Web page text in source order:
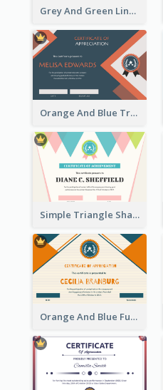
Grey And Green Lines Patterns Certificate
Orange And Blue Triangle Patterns Appreciation Certificate
Simple Triangle Shapes Appreciation Certificate
Orange And Blue Fun Triangles Certificate